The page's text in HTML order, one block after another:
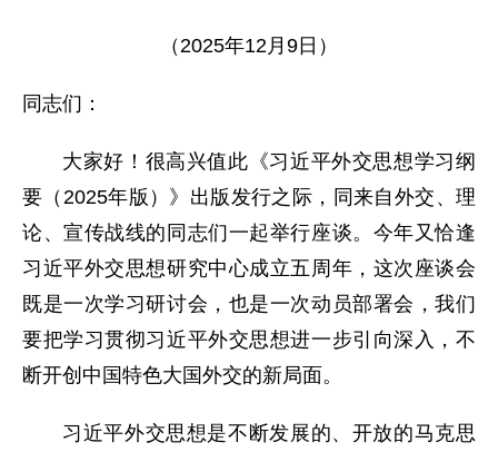
（2025年12月9日）
同志们：
大家好！很高兴值此《习近平外交思想学习纲
要（2025年版）》出版发行之际，同来自外交、理
论、宣传战线的同志们一起举行座谈。今年又恰逢
习近平外交思想研究中心成立五周年，这次座谈会
既是一次学习研讨会，也是一次动员部署会，我们
要把学习贯彻习近平外交思想进一步引向深入，不
断开创中国特色大国外交的新局面。
习近平外交思想是不断发展的、开放的马克思